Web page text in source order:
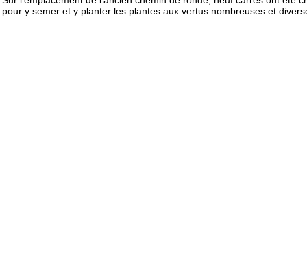
pour y semer et y planter les plantes aux vertus nombreuses et